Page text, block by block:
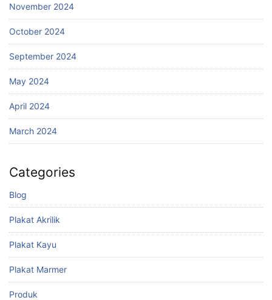
November 2024
October 2024
September 2024
May 2024
April 2024
March 2024
Categories
Blog
Plakat Akrilik
Plakat Kayu
Plakat Marmer
Produk